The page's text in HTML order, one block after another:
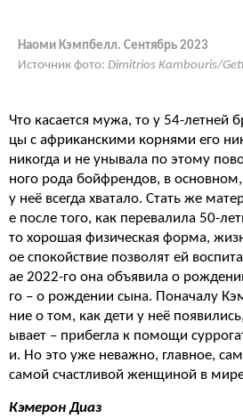
Наоми Кэмпбелл. Сентябрь 2023
Источник фото: Dimitrios Kambouris/
Что касается мужа, то у 54-летней
цы с африканскими корнями его
никогда и не унывала по этому
ного рода бойфрендов, в
у неё всегда хватало. Стать же
е после того, как перевалила 50-
то хорошая физическая форма,
ое спокойствие позволят ей
ае 2022-го она объявила о
го – о рождении сына. Поначалу
ние о том, как дети у неё
ывает – прибегла к помощи
и. Но это уже неважно, главное,
самой счастливой женщиной в
Кэмерон Диаз